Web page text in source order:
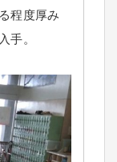
程度厚み
手。